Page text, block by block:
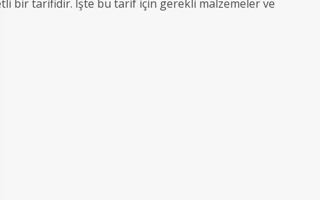
bir tarifidir. İşte bu tarif için gerekli malzemeler ve